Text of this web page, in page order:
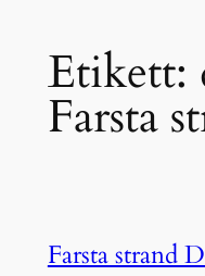
Etikett:
Farsta
Farsta strand